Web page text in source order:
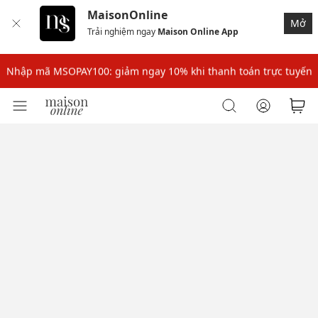
MaisonOnline
Trải nghiệm ngay Maison Online App
Mở
Nhập mã: MSOXINCHAO - Giảm 10% đơn đầu cho thành viên mới!
Nhập mã MSOPAY100: giảm ngay 10% khi thanh toán trực tuyến
Nhập mã: MSOXINCHAO - Giảm 10% đơn đầu cho thành viên mới!